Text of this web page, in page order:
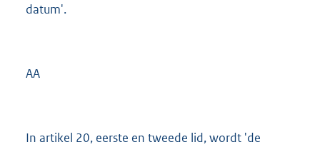
datum'.
AA
In artikel 20, eerste en tweede lid, wordt 'de